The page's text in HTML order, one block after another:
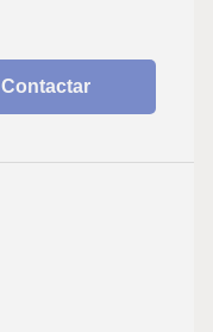
Contactar